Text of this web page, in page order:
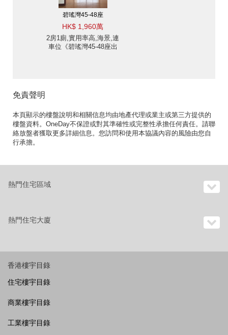
碧瑤灣45-48座
HK$ 1,960萬
2房1廁,實用率高,海景,連
車位《碧瑤灣45-48座出
免責聲明
本頁顯示的樓盤說明和相關信息均由地產代理或業主或第三方提供的
樓盤資料。OneDay不保證或對其準確性或完整性承擔任何責任。請聯
絡放盤者獲取更多詳細信息。您訪問和使用本協議內容的風險由您自
行承擔。
熱門住宅區域
熱門住宅大廈
香港樓宇目錄
住宅樓宇目錄
商業樓宇目錄
工業樓宇目錄